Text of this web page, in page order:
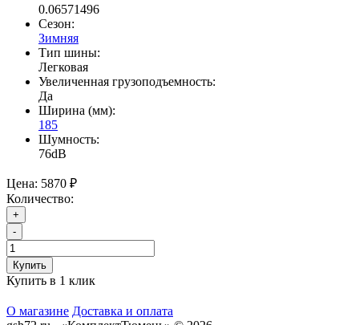
0.06571496
Сезон:
Зимняя
Тип шины:
Легковая
Увеличенная грузоподъемность:
Да
Ширина (мм):
185
Шумность:
76dB
Цена: 5870 ₽
Количество:
+
-
Купить
Купить в 1 клик
О магазине Доставка и оплата